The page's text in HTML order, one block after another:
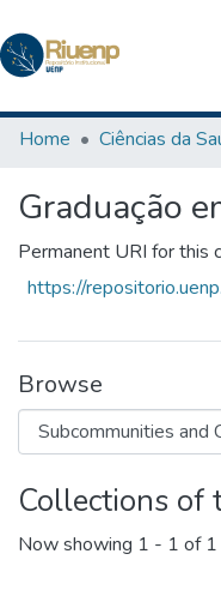
Communities &
The Repository
Home Ciências da
Graduação
Permanent URI for this
https://
Browse
Collections of
Now showing 1 - 1 of 1